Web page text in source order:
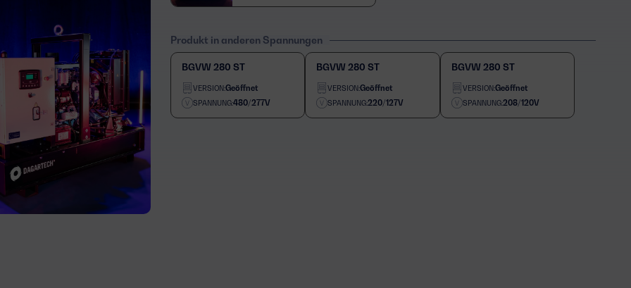
Produkt in anderen Spannungen
BGVW 280 ST
VERSION:Geöffnet
SPANNUNG:480/277V
BGVW 280 ST
VERSION:Geöffnet
SPANNUNG:220/127V
BGVW 280 ST
VERSION:Geöffnet
SPANNUNG:208/120V